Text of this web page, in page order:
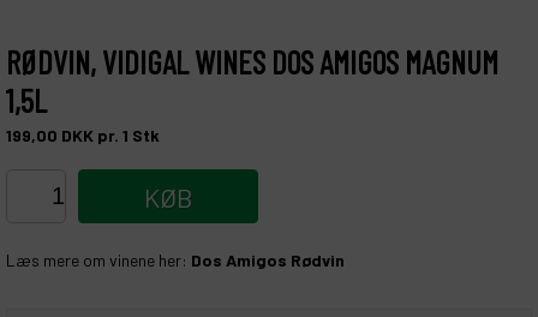
RØDVIN, VIDIGAL WINES DOS AMIGOS MAGNUM
1,5L
199,00 DKK pr. 1 Stk
KØB
Læs mere om vinene her: Dos Amigos Rødvin